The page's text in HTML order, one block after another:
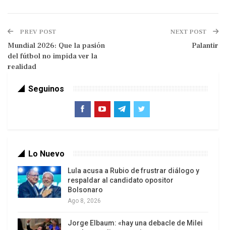
político, las tensiones con sectores aliados y la
presencia en la Argentina de actores vinculados al
nuevo capitalismo financiero-tecnológico
disputa: la conducción de una nueva etapa del
bloque de poder y de una nueva arquitectura de la
relación entre capital y trabajo.
PREV POST
Mundial 2026: Que la pasión
del fútbol no impida ver la
realidad
NEXT POST
Palantir
Seguinos
Lo Nuevo
Lula acusa a Rubio de frustrar diálogo y
respaldar al candidato opositor
Bolsonaro
Ago 8, 2026
Jorge Elbaum: «hay una debacle de Milei